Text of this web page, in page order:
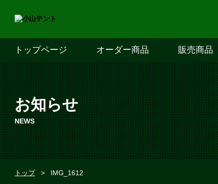
トップページ オーダー商品 販売商品
お知らせ
NEWS
トップ > IMG_1612